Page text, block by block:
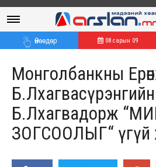
Өнөөдөр 08 сарын 09
Монголбанкны
Б.Лхагвасүрэнгийн
Б.Лхагвадорж
ЗОГСООЛЫГ“ үгүй